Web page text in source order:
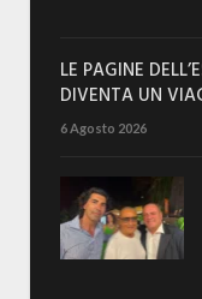
LE PAGINE
DIVENTA UN
6 Agosto 2026